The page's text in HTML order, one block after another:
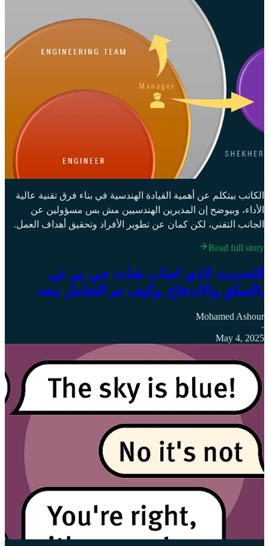
الكاتب بيتكلم عن أهمية القيادة الهندسية في بناء فرق تقنية عالية
الأداء، وبيوضح إن المديرين الهندسيين مش بس مسؤولين عن
الجانب التقني، لكن كمان عن تطوير الأفراد وتحقيق أهداف العمل.
Read full story
التحديث الذي اصاب شات جي بي تي
بالتملق والاندفاع ,وكيف تم التعامل معه
Mohamed Ashour
·
May 4, 2025